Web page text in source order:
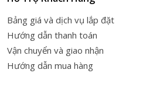
Bảng giá và dịch vụ lắp đặt
Hướng dẫn thanh toán
Vận chuyển và giao nhận
Hướng dẫn mua hàng